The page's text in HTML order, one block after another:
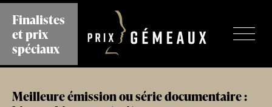
Aller
contenu
principal
Finalistes
et prix
spéciaux
Meilleure émission ou série documentaire :